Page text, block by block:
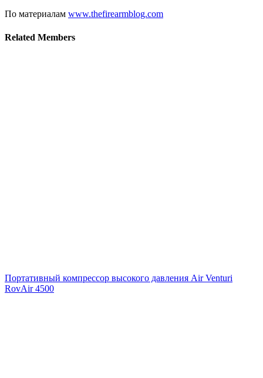
По материалам www.thefirearmblog.com
Related Members
Портативный компрессор высокого давления Air Venturi
RovAir 4500